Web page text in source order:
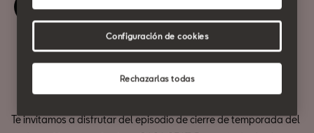
Reserva tu entrada
Te invitamos a disfrutar del episodio de cierre de temporada del
Rechazarlas todas
Configuración de cookies